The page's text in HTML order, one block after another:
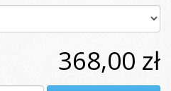
368,00 zł